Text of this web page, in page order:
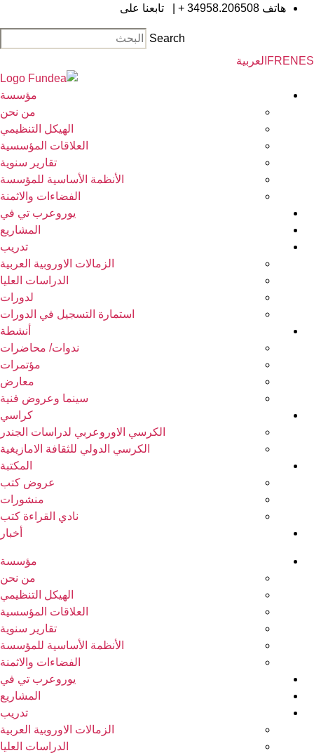
هاتف34958.206508 +
| تابعنا على
Search
EN
FRالعربية
مؤسسة
من نحن
الهيكل التنظيمي
العلاقات المؤسسية
تقارير سنوية
الأنظمة الأساسية للمؤسسة
الفضاءات والاثمنة
يوروعرب تي في
المشاريع
تدريب
الزمالات الاوروبية العربية
الدراسات العليا
لدورات
استمارة التسجيل في الدورات
أنشطة
ندوات/ محاضرات
مؤتمرات
معارض
سينما وعروض فنية
كراسي
الكرسي الاوروعربي لدراسات الجندر
الكرسي الدولي للثقافة الامازيغية
المكتبة
عروض كتب
منشورات
نادي القراءة كتب
أخبار
مؤسسة
من نحن
الهيكل التنظيمي
العلاقات المؤسسية
تقارير سنوية
الأنظمة الأساسية للمؤسسة
الفضاءات والاثمنة
يوروعرب تي في
المشاريع
تدريب
الزمالات الاوروبية العربية
الدراسات العليا